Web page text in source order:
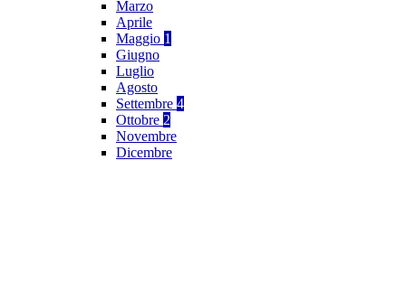
Marzo
Aprile
Maggio 1
Giugno
Luglio
Agosto
Settembre 4
Ottobre 2
Novembre
Dicembre